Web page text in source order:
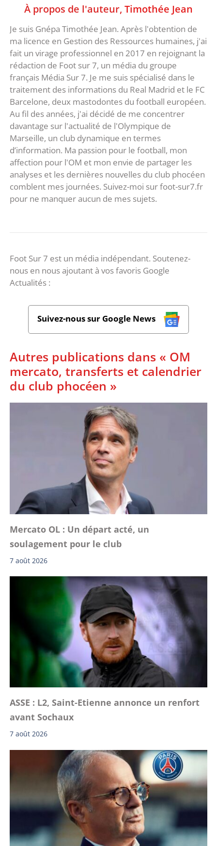
À propos de l'auteur, Timothée Jean
Je suis Gnépa Timothée Jean. Après l'obtention de
ma licence en Gestion des Ressources humaines, j'ai
fait un virage professionnel en 2017 en rejoignant la
rédaction de Foot sur 7, un média du groupe
français Média Sur 7. Je me suis spécialisé dans le
traitement des informations du Real Madrid et le FC
Barcelone, deux mastodontes du football européen.
Au fil des années, j'ai décidé de me concentrer
davantage sur l'actualité de l'Olympique de
Marseille, un club dynamique en termes
d’information. Ma passion pour le football, mon
affection pour l'OM et mon envie de partager les
analyses et les dernières nouvelles du club phocéen
comblent mes journées. Suivez-moi sur foot-sur7.fr
pour ne manquer aucun de mes sujets.
Foot Sur 7 est un média indépendant. Soutenez-
nous en nous ajoutant à vos favoris Google
Actualités :
Suivez-nous sur Google News
Autres publications dans « OM
mercato, transferts et calendrier
du club phocéen »
Mercato OL : Un départ acté, un
soulagement pour le club
7 août 2026
ASSE : L2, Saint-Etienne annonce un renfort
avant Sochaux
7 août 2026